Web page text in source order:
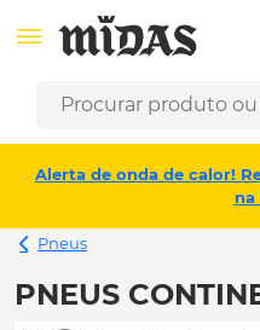
Alerta de onda de calor!
na
Pneus
PNEUS